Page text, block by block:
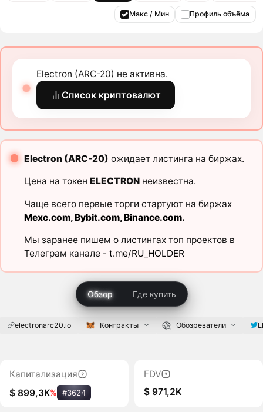
Макс / Мин Профиль объёма
Electron (ARC-20) не активна.
Список криптовалют
Electron (ARC-20) ожидает листинга на биржах.
Цена на токен ELECTRONнеизвестна.
Чаще всего первые торги стартуют на биржах
Mexc.com,Bybit.com,Binance.com.
Мы заранее пишем о листингах топ проектов в
Телеграм канале - t.me/RU_HOLDER
Обзор Где купить
electronarc20.io Контракты Обозреватели
Капитализация
$ 899,3K% #3624
FDV
$ 971,2K